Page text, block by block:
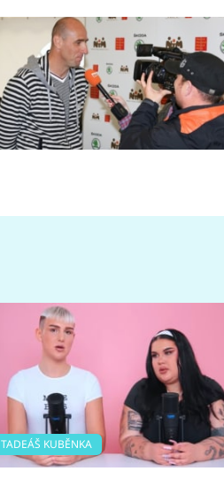
TADEÁŠ KUBĚNKA